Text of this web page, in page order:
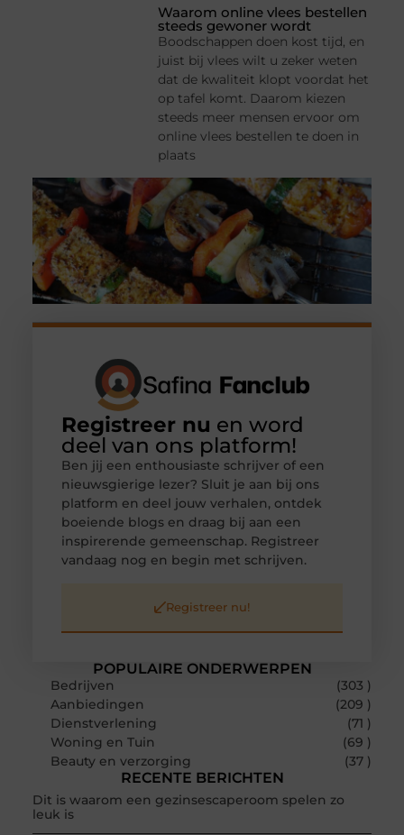
Waarom online vlees bestellen
steeds gewoner wordt
Boodschappen doen kost tijd, en
juist bij vlees wilt u zeker weten
dat de kwaliteit klopt voordat het
op tafel komt. Daarom kiezen
steeds meer mensen ervoor om
online vlees bestellen te doen in
plaats
POPULAIRE ONDERWERPEN
Bedrijven
(303 )
Aanbiedingen
(209 )
Dienstverlening
(71 )
Woning en Tuin
(69 )
Beauty en verzorging
(37 )
RECENTE BERICHTEN
Dit is waarom een gezinsescaperoom spelen zo
leuk is
Registreer nu en word
deel van ons platform!
Ben jij een enthousiaste schrijver of een
nieuwsgierige lezer? Sluit je aan bij ons
platform en deel jouw verhalen, ontdek
boeiende blogs en draag bij aan een
inspirerende gemeenschap. Registreer
vandaag nog en begin met schrijven.
Registreer nu!